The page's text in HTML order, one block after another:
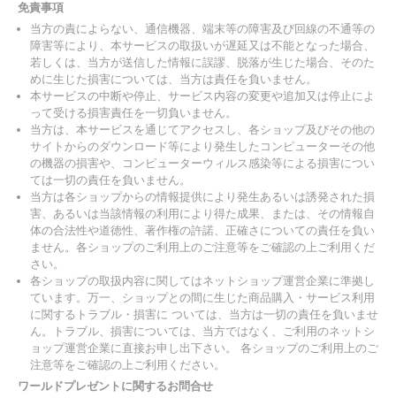
免責事項
当方の責によらない、通信機器、端末等の障害及び回線の不通等の
障害等により、本サービスの取扱いが遅延又は不能となった場合、
若しくは、当方が送信した情報に誤謬、脱落が生じた場合、そのた
めに生じた損害については、当方は責任を負いません。
本サービスの中断や停止、サービス内容の変更や追加又は停止によ
って受ける損害責任を一切負いません。
当方は、本サービスを通じてアクセスし、各ショップ及びその他の
サイトからのダウンロード等により発生したコンピューターその他
の機器の損害や、コンピューターウィルス感染等による損害につい
ては一切の責任を負いません。
当方は各ショップからの情報提供により発生あるいは誘発された損
害、あるいは当該情報の利用により得た成果、または、その情報自
体の合法性や道徳性、著作権の許諾、正確さについての責任を負い
ません。各ショップのご利用上のご注意等をご確認の上ご利用くだ
さい。
各ショップの取扱内容に関してはネットショップ運営企業に準拠し
ています。万一、ショップとの間に生じた商品購入・サービス利用
に関するトラブル・損害に ついては、当方は一切の責任を負いませ
ん。トラブル、損害については、当方ではなく、ご利用のネットシ
ョップ運営企業に直接お申し出下さい。 各ショップのご利用上のご
注意等をご確認の上ご利用ください。
ワールドプレゼントに関するお問合せ